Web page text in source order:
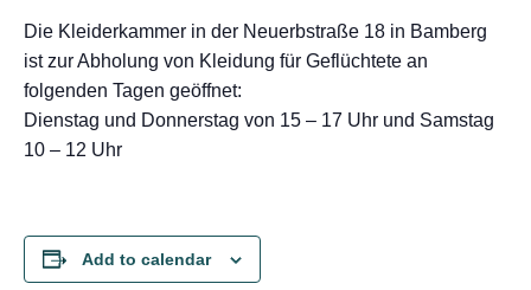
Die Kleiderkammer in der Neuerbstraße 18 in Bamberg
ist zur Abholung von Kleidung für Geflüchtete an
folgenden Tagen geöffnet:
Dienstag und Donnerstag von 15 – 17 Uhr und Samstag
10 – 12 Uhr
Add to calendar